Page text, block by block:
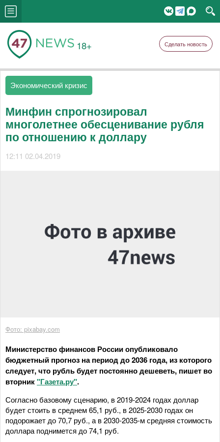
18+ Сделать новость
Экономический кризис
Минфин спрогнозировал
многолетнее обесценивание рубля
по отношению к доллару
12:11 02.04.2019
Фото: pixabay.com
Министерство финансов России опубликовало
бюджетный прогноз на период до 2036 года, из которого
следует, что рубль будет постоянно дешеветь, пишет во
вторник"Газета.ру".
Согласно базовому сценарию, в 2019-2024 годах доллар
будет стоить в среднем 65,1 руб., в 2025-2030 годах он
подорожает до 70,7 руб., а в 2030-2035-м средняя стоимость
доллара поднимется до 74,1 руб.